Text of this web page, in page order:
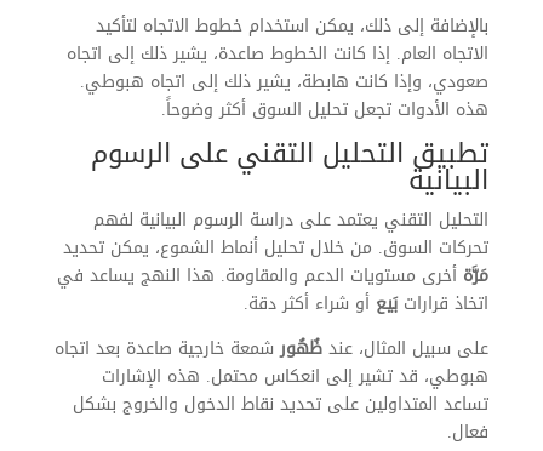
بالإضافة إلى ذلك، يمكن استخدام خطوط الاتجاه لتأكيد
الاتجاه العام. إذا كانت الخطوط صاعدة، يشير ذلك إلى اتجاه
صعودي، وإذا كانت هابطة، يشير ذلك إلى اتجاه هبوطي.
هذه الأدوات تجعل تحليل السوق أكثر وضوحاً.
تطبيق التحليل التقني على الرسوم
البيانية
التحليل التقني يعتمد على دراسة الرسوم البيانية لفهم
تحركات السوق. من خلال تحليل أنماط الشموع، يمكن تحديد
مَرَّة أخرى مستويات الدعم والمقاومة. هذا النهج يساعد في
اتخاذ قرارات بَيع أو شراء أكثر دقة.
على سبيل المثال، عندظُهُورشمعة خارجية صاعدة بعد اتجاه
هبوطي، قد تشير إلى انعكاس محتمل. هذه الإشارات
تساعد المتداولين على تحديد نقاط الدخول والخروج بشكل
فعال.